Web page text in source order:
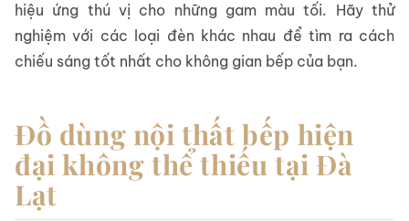
hiệu ứng thú vị cho những gam màu tối. Hãy thử
nghiệm với các loại đèn khác nhau để tìm ra cách
chiếu sáng tốt nhất cho không gian bếp của bạn.
Đồ dùng nội thất bếp hiện
đại không thể thiếu tại Đà
Lạt